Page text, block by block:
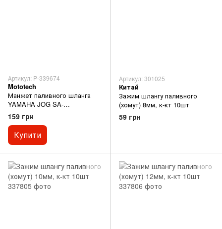
Артикул: P-339674
Mototech
Манжет паливного шланга
YAMAHA JOG SA-
36J/39J/GEAR-UA06J к-кт
10шт відмінна якість
159 грн
Купити
Артикул: 301025
Китай
Зажим шлангу паливного
(хомут) 8мм, к-кт 10шт
59 грн